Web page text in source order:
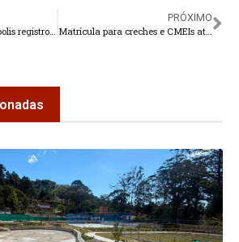
CHUVA FORTE: Teresópolis registrou acumulado de 387 mm na região do Alto
PRÓXIMO
Matrícula para creches e CMEIs até sexta-feira